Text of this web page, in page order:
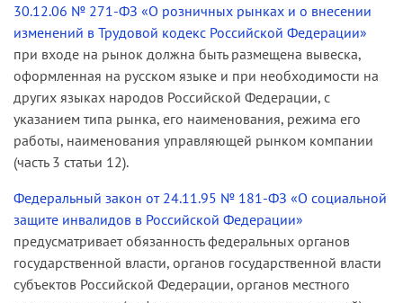
30.12.06 № 271-ФЗ «О розничных рынках и о внесении
изменений в Трудовой кодекс Российской Федерации»
при входе на рынок должна быть размещена вывеска,
оформленная на русском языке и при необходимости на
других языках народов Российской Федерации, с
указанием типа рынка, его наименования, режима его
работы, наименования управляющей рынком компании
(часть 3 статьи 12).
Федеральный закон от 24.11.95 № 181-ФЗ «О социальной
защите инвалидов в Российской Федерации»
предусматривает обязанность федеральных органов
государственной власти, органов государственной власти
субъектов Российской Федерации, органов местного